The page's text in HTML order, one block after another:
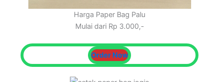
Harga Paper Bag Palu
Mulai dari Rp 3.000,-
Order Now